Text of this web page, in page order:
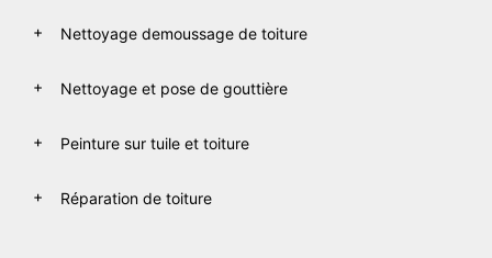
Nettoyage demoussage de toiture
Nettoyage et pose de gouttière
Peinture sur tuile et toiture
Réparation de toiture